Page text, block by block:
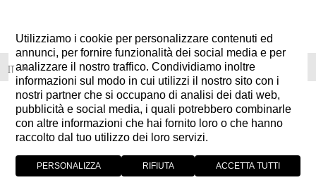
Utilizziamo i cookie per personalizzare contenuti ed
annunci, per fornire funzionalità dei social media e per
analizzare il nostro traffico. Condividiamo inoltre
informazioni sul modo in cui utilizzi il nostro sito con i
nostri partner che si occupano di analisi dei dati web,
pubblicità e social media, i quali potrebbero combinarle
con altre informazioni che hai fornito loro o che hanno
raccolto dal tuo utilizzo dei loro servizi.
PERSONALIZZA RIFIUTA ACCETTA TUTTI
IT